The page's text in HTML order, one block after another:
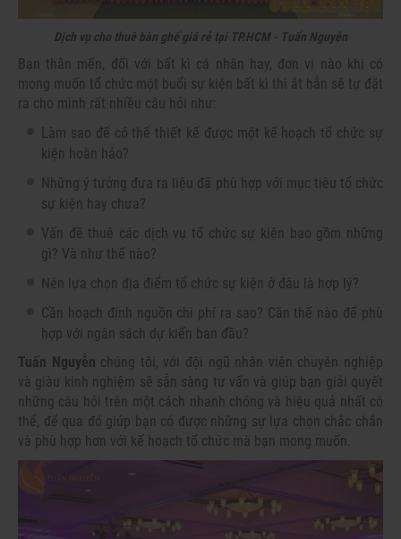
Dịch vụ cho thuê bàn ghế giá rẻ tại TP.HCM - Tuấn Nguyễn
Bạn thân mến, đối với bất kì cá nhân hay, đơn vị nào khi có
mong muốn tổ chức một buổi sự kiện bất kì thì ắt hẳn sẽ tự đặt
ra cho mình rất nhiều câu hỏi như:
Làm sao để có thể thiết kế được một kế hoạch tổ chức sự
kiện hoàn hảo?
Những ý tưởng đưa ra liệu đã phù hợp với mục tiêu tổ chức
sự kiện hay chưa?
Vấn đề thuê các dịch vụ tổ chức sự kiện bao gồm những
gì? Và như thế nào?
Nên lựa chọn địa điểm tổ chức sự kiện ở đâu là hợp lý?
Cần hoạch định nguồn chi phí ra sao? Căn thế nào để phù
hợp với ngân sách dự kiến ban đầu?
Tuấn Nguyễn chúng tôi, với đội ngũ nhân viên chuyên nghiệp
và giàu kinh nghiệm sẽ sẵn sàng tư vấn và giúp bạn giải quyết
những câu hỏi trên một cách nhanh chóng và hiệu quả nhất có
thể, để qua đó giúp bạn có được những sự lựa chọn chắc chắn
và phù hợp hơn với kế hoạch tổ chức mà bạn mong muốn.